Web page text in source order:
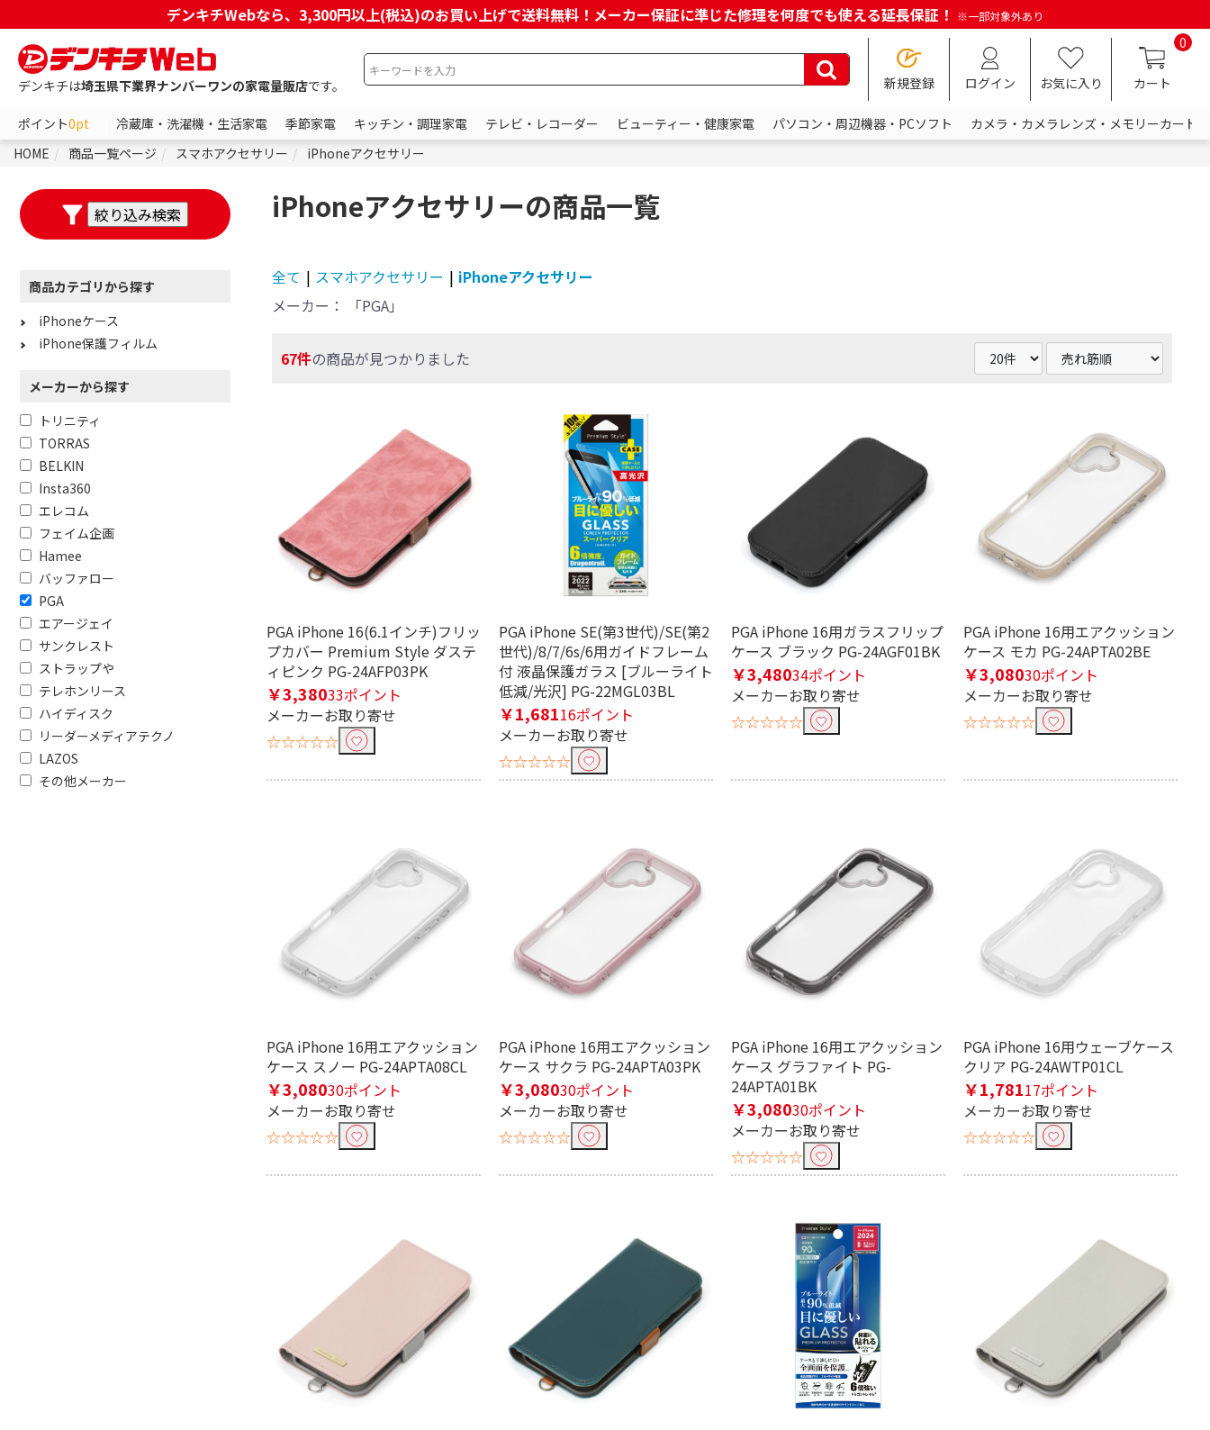
デンキチWebなら、3,300円以上(税込)のお買い上げで送料無料！メーカー保証に準じた修理を何度でも使える延長保証！ ※一部対象外あり
デンキチは埼玉県下業界ナンバーワンの家電量販店です。 新規登録 ログイン お気に入り
0
カート
ポイント0pt 冷蔵庫・洗濯機・生活家電 季節家電 キッチン・調理家電 テレビ・レコーダー ビューティー・健康家電 パソコン・周辺機器・PCソフト
カメラ・カメラレンズ・メモリーカード
HOME
商品一覧ページ スマホアクセサリー iPhoneアクセサリー
iPhoneアクセサリーの商品一覧
全て | スマホアクセサリー | iPhoneアクセサリー
メーカー：
「PGA」
67件の商品が見つかりました
PGA iPhone 16(6.1インチ)フリッ
プカバー Premium Style ダステ
ィピンク PG-24AFP03PK
￥3,38033ポイント
メーカーお取り寄せ
☆☆☆☆☆
PGA iPhone SE(第3世代)/SE(第2
世代)/8/7/6s/6用ガイドフレーム
付 液晶保護ガラス [ブルーライト
低減/光沢] PG-22MGL03BL
￥1,68116ポイント
メーカーお取り寄せ
☆☆☆☆☆
PGA iPhone 16用ガラスフリップ
ケース ブラック PG-24AGF01BK
￥3,48034ポイント
メーカーお取り寄せ
☆☆☆☆☆
PGA iPhone 16用エアクッション
ケース モカ PG-24APTA02BE
￥3,08030ポイント
メーカーお取り寄せ
☆☆☆☆☆
PGA iPhone 16用エアクッション
ケース スノー PG-24APTA08CL
￥3,08030ポイント
メーカーお取り寄せ
☆☆☆☆☆
PGA iPhone 16用エアクッション
ケース サクラ PG-24APTA03PK
￥3,08030ポイント
メーカーお取り寄せ
☆☆☆☆☆
PGA iPhone 16用エアクッション
ケース グラファイト PG-
24APTA01BK
￥3,08030ポイント
メーカーお取り寄せ
☆☆☆☆☆
PGA iPhone 16用ウェーブケース
クリア PG-24AWTP01CL
￥1,78117ポイント
メーカーお取り寄せ
☆☆☆☆☆
商品カテゴリから探す
iPhoneケース
iPhone保護フィルム
メーカーから探す
トリニティ
TORRAS
BELKIN
Insta360
エレコム
フェイム企画
Hamee
バッファロー
PGA
エアージェイ
サンクレスト
ストラップや
テレホンリース
ハイディスク
リーダーメディアテクノ
LAZOS
その他メーカー
条件で絞り込む
フリーワードで絞り込む
除外する にチェックを入れると、指定したワードを除外して検索します。
円 ~ 円